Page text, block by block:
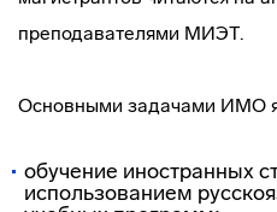
преподавателями МИЭТ.
Основными задачами ИМО
обучение иностранных
использованием